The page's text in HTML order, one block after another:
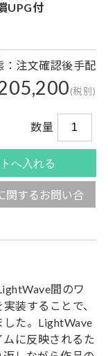
UPG付
：注文確認後手配
(税別)
数量
関するお問い合
間のワ
装することで、
た。LightWave
に反映されるた